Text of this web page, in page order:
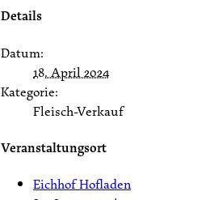
Details
Datum:
18. April 2024
Kategorie:
Fleisch-Verkauf
Veranstaltungsort
Eichhof Hofladen